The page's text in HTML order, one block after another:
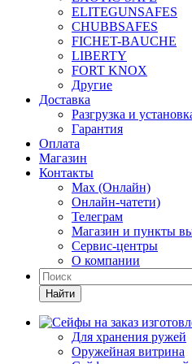
ELITEGUNSAFES
CHUBBSAFES
FICHET-BAUCHE
LIBERTY
FORT KNOX
Другие
Доставка
Разгрузка и
Гарантия
Оплата
Магазин
Контакты
Max (Онлайн)
Онлайн-чатети)
Телеграм
Магазин и пункты
Сервис-центры
О компании
Найти
Для хранения ружей
Оружейная витрина